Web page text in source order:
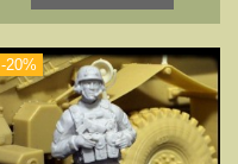
-20%